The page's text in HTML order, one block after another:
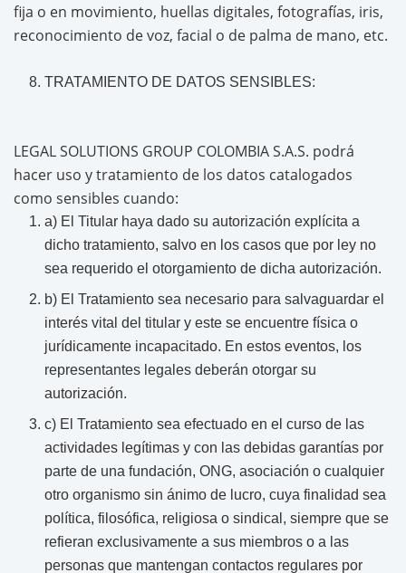
fija o en movimiento, huellas digitales, fotografías, iris,
reconocimiento de voz, facial o de palma de mano, etc.
TRATAMIENTO DE DATOS SENSIBLES:
LEGAL SOLUTIONS GROUP COLOMBIA S.A.S. podrá
hacer uso y tratamiento de los datos catalogados
como sensibles cuando:
a) El Titular haya dado su autorización explícita a
dicho tratamiento, salvo en los casos que por ley no
sea requerido el otorgamiento de dicha autorización.
b) El Tratamiento sea necesario para salvaguardar el
interés vital del titular y este se encuentre física o
jurídicamente incapacitado. En estos eventos, los
representantes legales deberán otorgar su
autorización.
c) El Tratamiento sea efectuado en el curso de las
actividades legítimas y con las debidas garantías por
parte de una fundación, ONG, asociación o cualquier
otro organismo sin ánimo de lucro, cuya finalidad sea
política, filosófica, religiosa o sindical, siempre que se
refieran exclusivamente a sus miembros o a las
personas que mantengan contactos regulares por